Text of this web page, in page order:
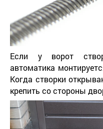
Если у ворот
автоматика
Когда створки
крепить со стороны